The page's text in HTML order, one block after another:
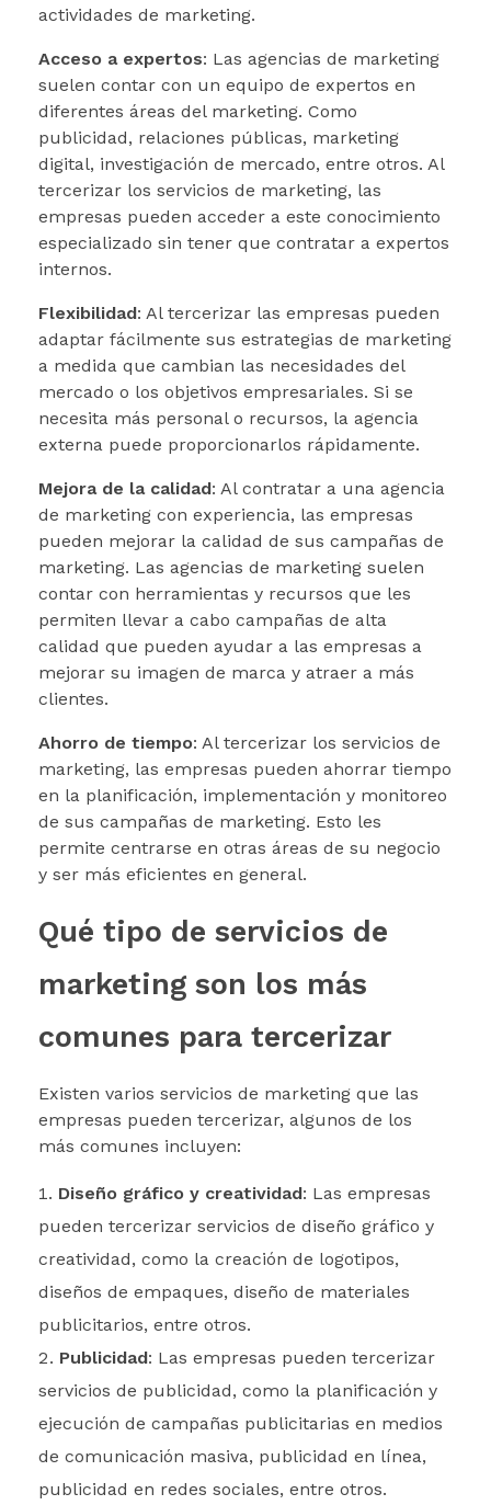
actividades de marketing.
Acceso a expertos: Las agencias de marketing
suelen contar con un equipo de expertos en
diferentes áreas del marketing. Como
publicidad, relaciones públicas, marketing
digital, investigación de mercado, entre otros. Al
tercerizar los servicios de marketing, las
empresas pueden acceder a este conocimiento
especializado sin tener que contratar a expertos
internos.
Flexibilidad: Al tercerizar las empresas pueden
adaptar fácilmente sus estrategias de marketing
a medida que cambian las necesidades del
mercado o los objetivos empresariales. Si se
necesita más personal o recursos, la agencia
externa puede proporcionarlos rápidamente.
Mejora de la calidad: Al contratar a una agencia
de marketing con experiencia, las empresas
pueden mejorar la calidad de sus campañas de
marketing. Las agencias de marketing suelen
contar con herramientas y recursos que les
permiten llevar a cabo campañas de alta
calidad que pueden ayudar a las empresas a
mejorar su imagen de marca y atraer a más
clientes.
Ahorro de tiempo: Al tercerizar los servicios de
marketing, las empresas pueden ahorrar tiempo
en la planificación, implementación y monitoreo
de sus campañas de marketing. Esto les
permite centrarse en otras áreas de su negocio
y ser más eficientes en general.
Qué tipo de servicios de
marketing son los más
comunes para tercerizar
Existen varios servicios de marketing que las
empresas pueden tercerizar, algunos de los
más comunes incluyen:
Diseño gráfico y creatividad: Las empresas
pueden tercerizar servicios de diseño gráfico y
creatividad, como la creación de logotipos,
diseños de empaques, diseño de materiales
publicitarios, entre otros.
Publicidad: Las empresas pueden tercerizar
servicios de publicidad, como la planificación y
ejecución de campañas publicitarias en medios
de comunicación masiva, publicidad en línea,
publicidad en redes sociales, entre otros.